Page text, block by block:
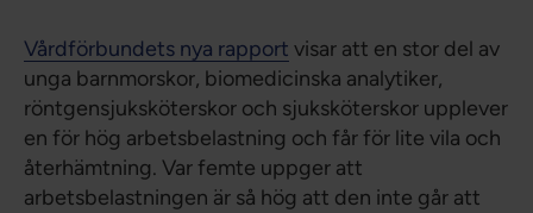
Vårdförbundets nya rapport visar att en stor del av
unga barnmorskor, biomedicinska analytiker,
röntgensjuksköterskor och sjuksköterskor upplever
en för hög arbetsbelastning och får för lite vila och
återhämtning. Var femte uppger att
arbetsbelastningen är så hög att den inte går att